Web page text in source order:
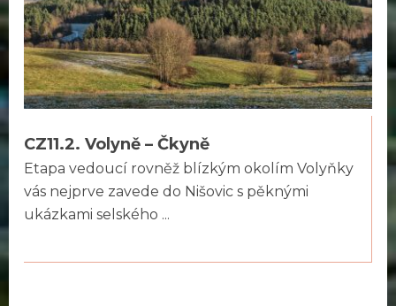
CZ11.2. Volyně – Čkyně
Etapa vedoucí rovněž blízkým okolím Volyňky
vás nejprve zavede do Nišovic s pěknými
ukázkami selského ...